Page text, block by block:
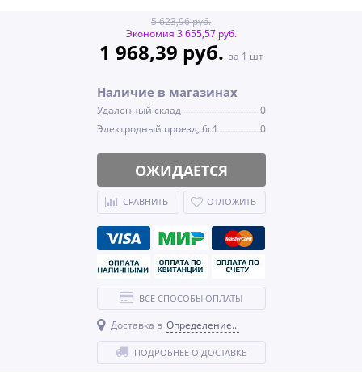
5 623,96 руб.
Экономия 3 655,57 руб.
1 968,39 руб. за 1 шт
Наличие в магазинах
Удаленный склад
0
Электродный проезд, 6с1
0
ОЖИДАЕТСЯ
СРАВНИТЬ ОТЛОЖИТЬ
ВСЕ СПОСОБЫ ОПЛАТЫ
Доставка в Определение...
ПОДРОБНЕЕ О ДОСТАВКЕ